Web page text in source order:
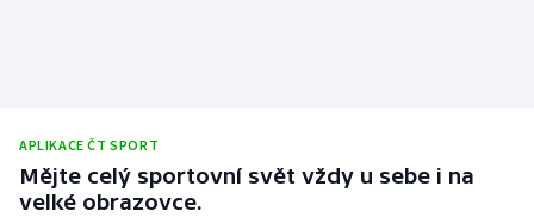
APLIKACE ČT SPORT
Mějte celý sportovní svět vždy u sebe i na
velké obrazovce.